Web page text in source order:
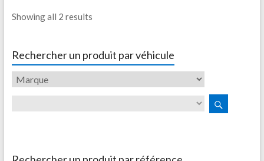
Showing all 2 results
Rechercher un produit par véhicule